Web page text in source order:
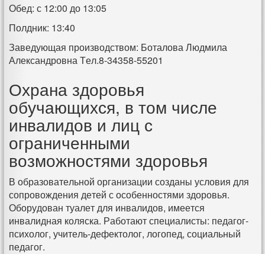
Обед: с 12:00 до 13:05
Полдник: 13:40
Заведующая производством: Боталова Людмила
Александровна Тел.8-34358-55201
Охрана здоровья
обучающихся, в том числе
инвалидов и лиц с
ограниченными
возможностями здоровья
В образовательной организации созданы условия для
сопровождения детей с особенностями здоровья.
Оборудован туалет для инвалидов, имеется
инвалидная коляска. Работают специалисты: педагог-
психолог, учитель-дефектолог, логопед, социальный
педагог.